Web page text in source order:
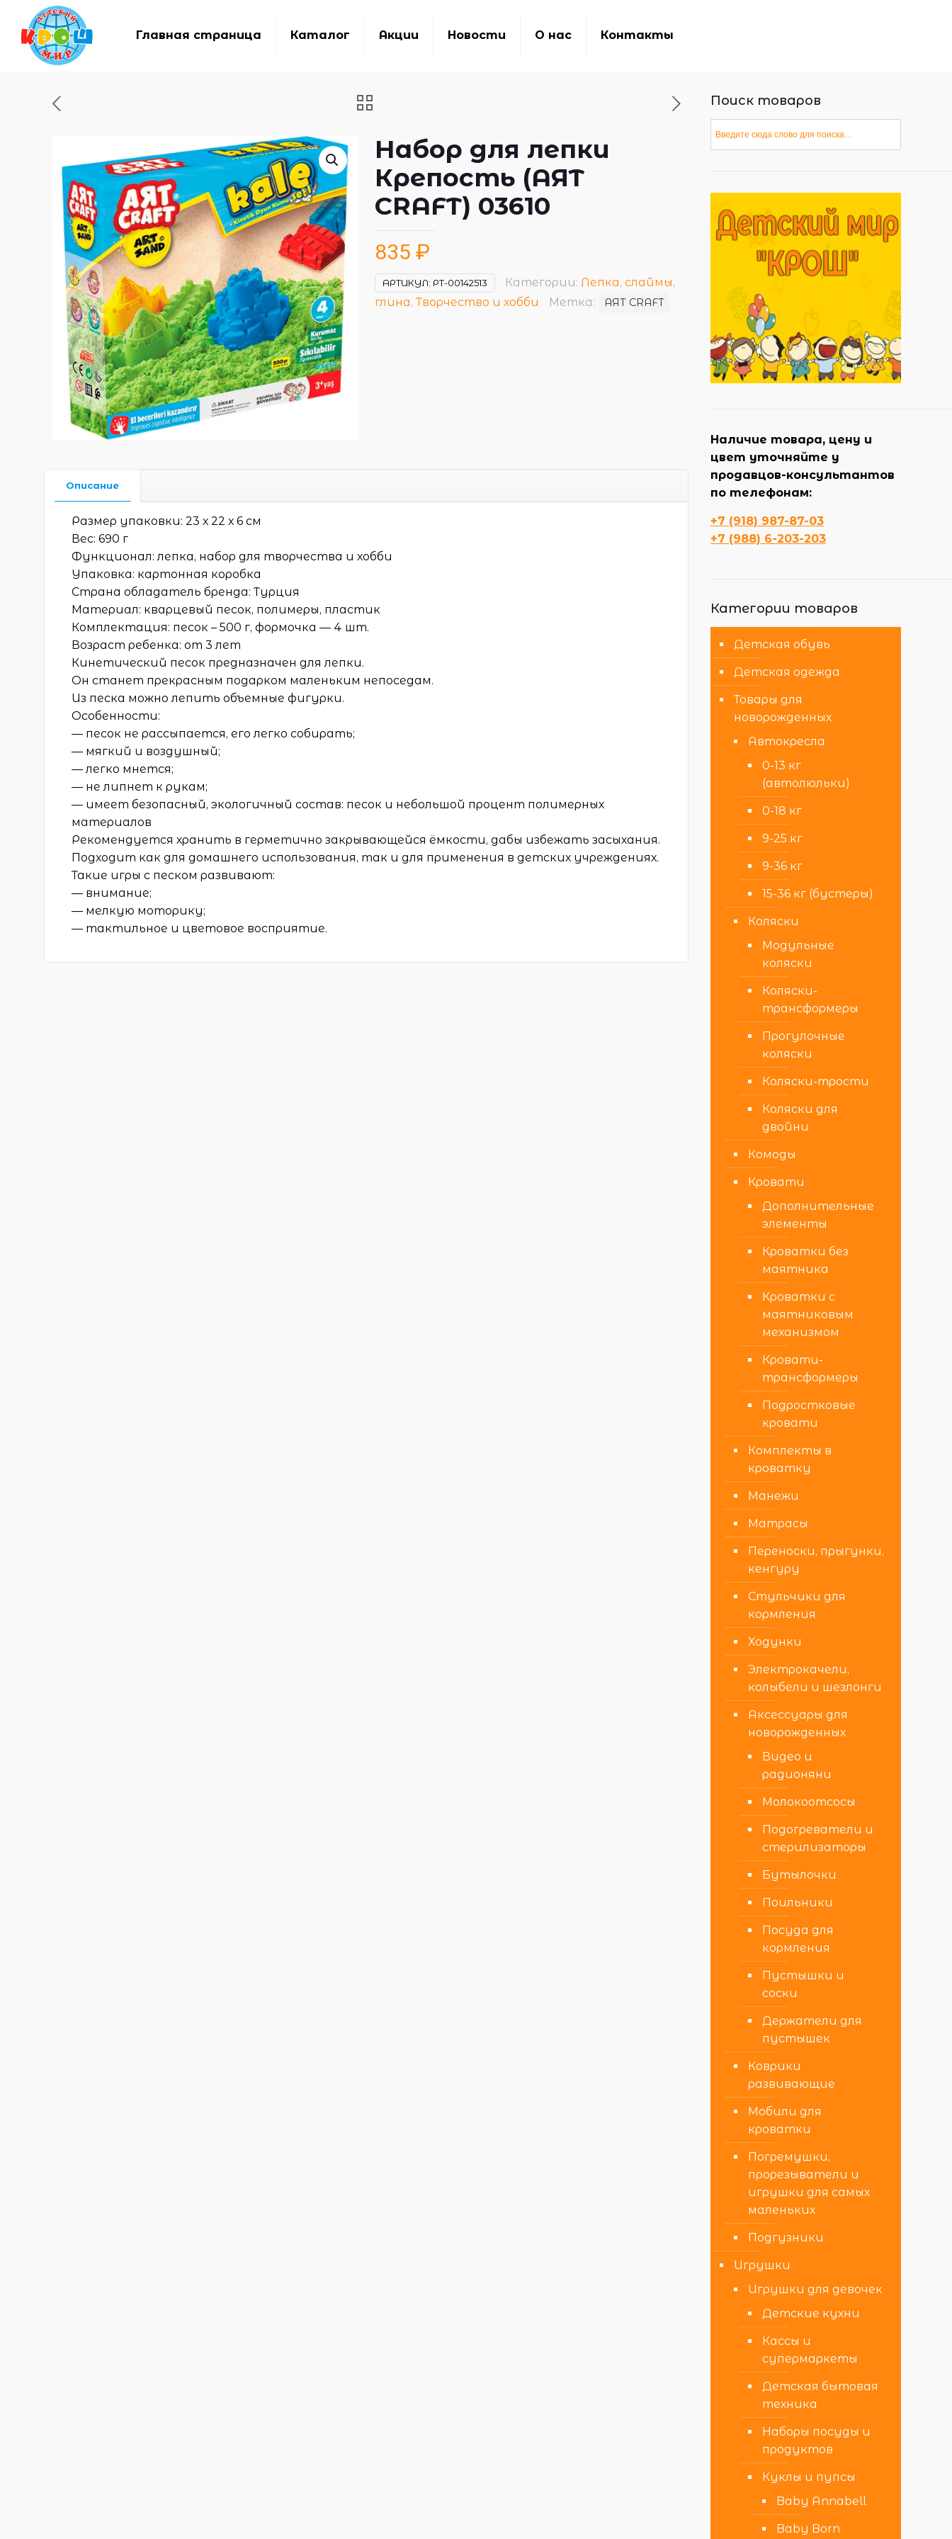
Главная страница Каталог Акции Новости О нас Контакты
Набор для лепки
Крепость (AЯT
CRAFT) 03610
835 ₽
АРТИКУЛ: РТ-00142513 Категории: Лепка, слаймы,
глина, Творчество и хобби Метка: AЯT CRAFT
Описание
Размер упаковки: 23 х 22 х 6 см
Вес: 690 г
Функционал: лепка, набор для творчества и хобби
Упаковка: картонная коробка
Страна обладатель бренда: Турция
Материал: кварцевый песок, полимеры, пластик
Комплектация: песок – 500 г, формочка — 4 шт.
Возраст ребенка: от 3 лет
Кинетический песок предназначен для лепки.
Он станет прекрасным подарком маленьким непоседам.
Из песка можно лепить объемные фигурки.
Особенности:
— песок не рассыпается, его легко собирать;
— мягкий и воздушный;
— легко мнется;
— не липнет к рукам;
— имеет безопасный, экологичный состав: песок и небольшой процент полимерных
материалов
Рекомендуется хранить в герметично закрывающейся ёмкости, дабы избежать засыхания.
Подходит как для домашнего использования, так и для применения в детских учреждениях.
Такие игры с песком развивают:
— внимание;
— мелкую моторику;
— тактильное и цветовое восприятие.
Поиск товаров
Наличие товара, цену и
цвет уточняйте у
продавцов-консультантов
по телефонам:
+7 (918) 987-87-03
+7 (988) 6-203-203
Категории товаров
Детская обувь
Детская одежда
Товары для
новорожденных
Автокресла
0-13 кг
(автолюльки)
0-18 кг
9-25 кг
9-36 кг
15-36 кг (бустеры)
Коляски
Модульные
коляски
Коляски-
трансформеры
Прогулочные
коляски
Коляски-трости
Коляски для
двойни
Комоды
Кровати
Дополнительные
элементы
Кроватки без
маятника
Кроватки с
маятниковым
механизмом
Кровати-
трансформеры
Подростковые
кровати
Комплекты в
кроватку
Манежи
Матрасы
Переноски, прыгунки,
кенгуру
Стульчики для
кормления
Ходунки
Электрокачели,
колыбели и шезлонги
Аксессуары для
новорожденных
Видео и
радионяни
Молокоотсосы
Подогреватели и
стерилизаторы
Бутылочки
Поильники
Посуда для
кормления
Пустышки и
соски
Держатели для
пустышек
Коврики
развивающие
Мобили для
кроватки
Погремушки,
прорезыватели и
игрушки для самых
маленьких
Подгузники
Игрушки
Игрушки для девочек
Детские кухни
Кассы и
супермаркеты
Детская бытовая
техника
Наборы посуды и
продуктов
Куклы и пупсы
Baby Annabell
Baby Born